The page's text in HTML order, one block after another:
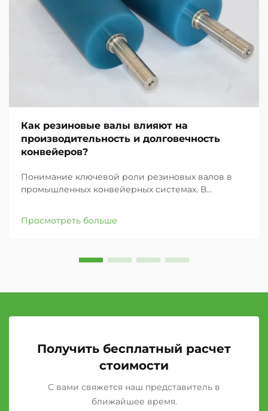
Как резиновые валы влияют на
производительность и долговечность
конвейеров?
Понимание ключевой роли резиновых валов в
промышленных конвейерных системах. В
эффективность и надежность конвейерных
систем в значительной степени зависят от их
Просмотреть больше
Получить бесплатный расчет
стоимости
С вами свяжется наш представитель в
ближайшее время.